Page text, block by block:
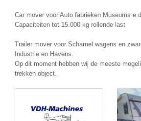
Car mover voor Auto fabrieken Museums
Capaciteiten tot 15.000 kg rollende last
Trailer mover voor Schamel wagens en
Industrie en Havens.
Op dit moment hebben wij de meeste
trekken object.